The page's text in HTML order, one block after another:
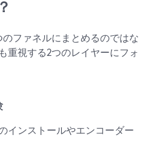
ファネルにまとめるのではな
重視する2つのレイヤーにフォ
インストールやエンコーダー